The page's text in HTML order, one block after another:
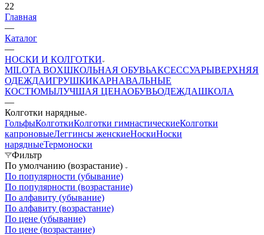
22
Главная
—
Каталог
—
НОСКИ И КОЛГОТКИ
MILOTA BOXШКОЛЬНАЯ ОБУВЬАКСЕССУАРЫВЕРХНЯЯ
ОДЕЖДАИГРУШКИКАРНАВАЛЬНЫЕ
КОСТЮМЫЛУЧШАЯ ЦЕНАОБУВЬОДЕЖДАШКОЛА
—
Колготки нарядные
ГольфыКолготкиКолготки гимнастическиеКолготки
капроновыеЛеггинсы женскиеНоскиНоски
нарядныеТермоноски
Фильтр
По умолчанию (возрастание)
По популярности (убывание)
По популярности (возрастание)
По алфавиту (убывание)
По алфавиту (возрастание)
По цене (убывание)
По цене (возрастание)